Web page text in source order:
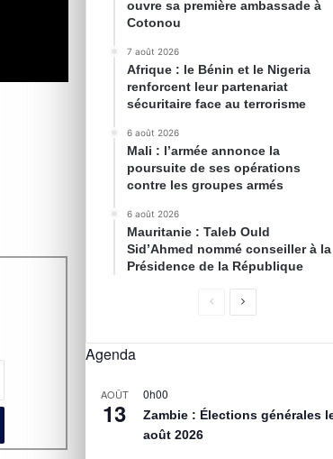
ouvre sa première ambassade à
Cotonou
7 août 2026
Afrique : le Bénin et le Nigeria
renforcent leur partenariat
sécuritaire face au terrorisme
6 août 2026
Mali : l’armée annonce la
poursuite de ses opérations
contre les groupes armés
6 août 2026
Mauritanie : Taleb Ould
Sid’Ahmed nommé conseiller à la
Présidence de la République
Agenda
AOÛT
13
0h00
Zambie : Élections générales
août 2026